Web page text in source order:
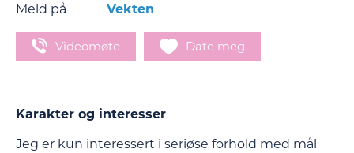
Meld på
Vekten
Videomøte Date meg
Karakter og interesser
Jeg er kun interessert i seriøse forhold med mål